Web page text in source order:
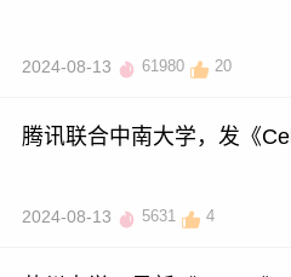
2024-08-13 61980 20
腾讯联合中南大学，发《
2024-08-13 5631 4